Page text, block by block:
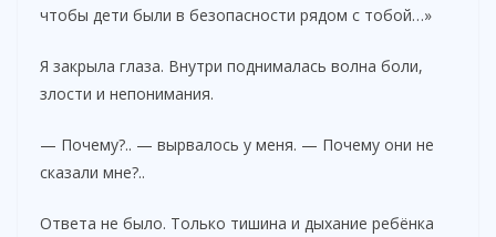
чтобы дети были в безопасности рядом с тобой…»
Я закрыла глаза. Внутри поднималась волна боли,
злости и непонимания.
— Почему?.. — вырвалось у меня. — Почему они не
сказали мне?..
Ответа не было. Только тишина и дыхание ребёнка